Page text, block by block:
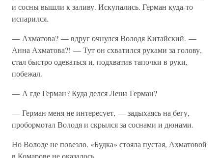
и сосны вышли к заливу. Искупались. Герман куда-то
испарился.
— Ахматова? — вдруг очнулся Володя Китайский. —
Анна Ахматова?! — Тут он схватился руками за голову,
стал быстро одеваться и, подхватив тапочки в руки,
побежал.
— А где Герман? Куда делся Леша Герман?
— Герман меня не интересует, — задыхаясь на бегу,
пробормотал Володя и скрылся за соснами и дюнами.
Но Володе не повезло. «Будка» стояла пустая, Ахматовой
в Комарове не оказалось.